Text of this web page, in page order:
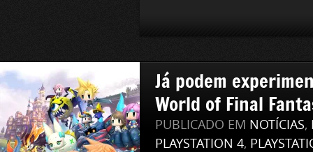
Já podem
World of Final
PUBLICADO EM NOTÍCIAS,
PLAYSTATION 4,